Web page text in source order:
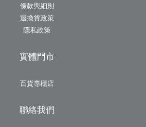
條款與細則
退換貨政策
隱私政策
實體門市
百貨專櫃店
聯絡我們